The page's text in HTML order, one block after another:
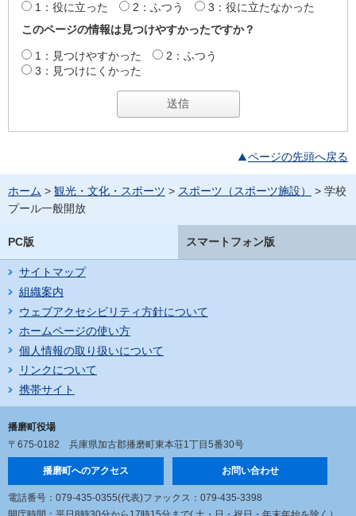
1：役に立った 2：ふつう
3：役に立たなかった
このページの情報は見つけやすかったですか？
1：見つけやすかった
2：ふつう
3：見つけにくかった
ページの先頭へ戻る
ホーム > 観光・文化・スポーツ > スポーツ（スポーツ施設）
> 学校
プール一般開放
PC版 スマートフォン版
サイトマップ
組織案内
ウェブアクセシビリティ方針について
ホームページの使い方
個人情報の取り扱いについて
リンクについて
携帯サイト
播磨町役場
〒675-0182 兵庫県加古郡播磨町東本荘1丁目5番30号
播磨町へのアクセス お問い合わせ
電話番号：079-435-0355(代表)ファックス：079-435-3398